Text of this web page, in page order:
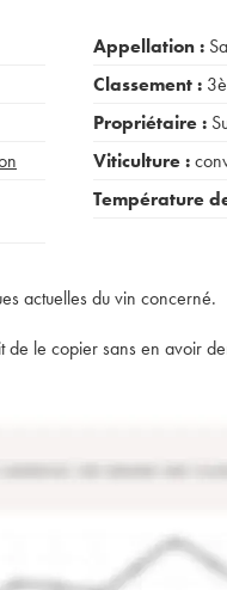
Appellation :
Classement :
Propriétaire :
Viticulture :
Température
actuelles du vin concerné.
le copier sans en avoir